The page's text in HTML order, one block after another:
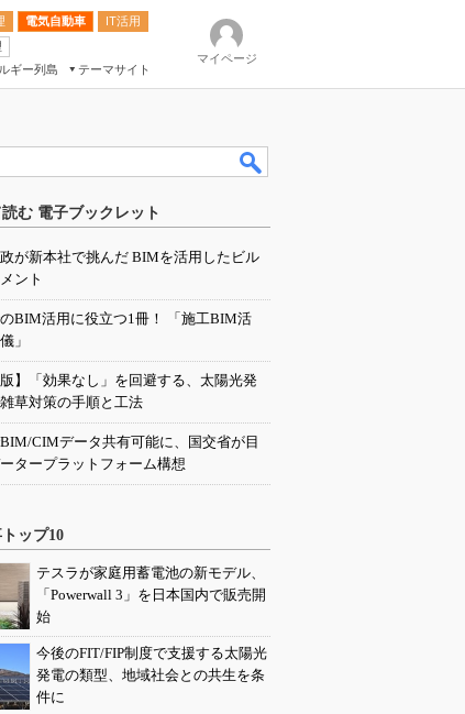
電気自動車
IT活用
ギー列島
テーマサイト
マイページ
む 電子ブックレット
が新本社で挑んだ BIMを活用したビル
ント
BIM活用に役立つ1冊！ 「施工BIM活
」
版】「効果なし」を回避する、太陽光発
草対策の手順と工法
CIMデータ共有可能に、国交省が目
タープラットフォーム構想
ップ10
テスラが家庭用蓄電池の新モデル、
「Powerwall 3」を日本国内で販売開
始
今後のFIT/FIP制度で支援する太陽光
発電の類型、地域社会との共生を条
件に